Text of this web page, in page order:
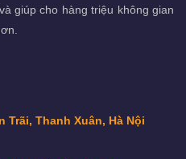
giúp cho hàng triệu không gian
Trãi, Thanh Xuân, Hà Nội